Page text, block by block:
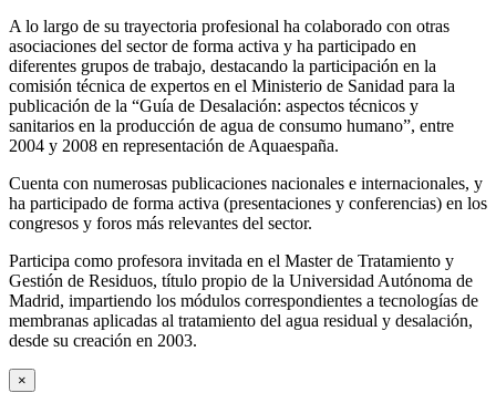
A lo largo de su trayectoria profesional ha colaborado con otras
asociaciones del sector de forma activa y ha participado en
diferentes grupos de trabajo, destacando la participación en la
comisión técnica de expertos en el Ministerio de Sanidad para la
publicación de la “Guía de Desalación: aspectos técnicos y
sanitarios en la producción de agua de consumo humano”, entre
2004 y 2008 en representación de Aquaespaña.
Cuenta con numerosas publicaciones nacionales e internacionales, y
ha participado de forma activa (presentaciones y conferencias) en los
congresos y foros más relevantes del sector.
Participa como profesora invitada en el Master de Tratamiento y
Gestión de Residuos, título propio de la Universidad Autónoma de
Madrid, impartiendo los módulos correspondientes a tecnologías de
membranas aplicadas al tratamiento del agua residual y desalación,
desde su creación en 2003.
×